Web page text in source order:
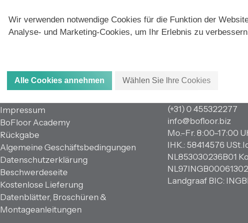
Havikweg 17
(+31) 0 455322277
info@bofloor.biz
Mo.–Fr. 8:00–17:00
IHK.: 58414576
NL853030236B01
Landgraaf BIC:
Über uns
Impressum
BoFloor Academy
Rückgabe
Algemeine Geschäftsbedingungen
Datenschutzerklärung
Beschwerdeseite
Kostenlose Lieferung
Datenblätter, Broschüren &
Montageanleitungen
Wir verwenden notwendige Cookies für die Funktion der
Analyse- und Marketing-Cookies, um Ihr Erlebnis zu
Alle Cookies annehmen Wählen Sie Ihre Cookies